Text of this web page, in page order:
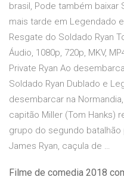
brasil, Pode também baixar
mais tarde em Legendado e
Resgate do Soldado Ryan
Áudio, 1080p, 720p, MKV,
Private Ryan Ao
Soldado Ryan Dublado e
desembarcar na
capitão Miller (Tom Hanks)
grupo do segundo
James Ryan, caçula de …
Filme de comedia 2018